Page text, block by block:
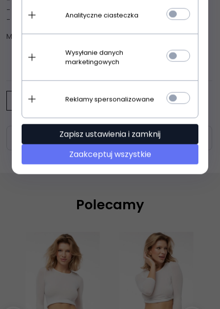
- nie zawierają niklu
- pakowane po dwie sztuki w pudełku
Materiał: 90% poliamid, 10% elastan
Napisz opinię
Zasoby dotyczące bezpieczeństwa i produktów
Polecamy
Analityczne ciasteczka
Wysyłanie danych
marketingowych
Reklamy spersonalizowane
Zapisz ustawienia i zamknij
Zaakceptuj wszystkie